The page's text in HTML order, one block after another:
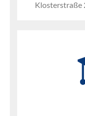
Klosterstraße